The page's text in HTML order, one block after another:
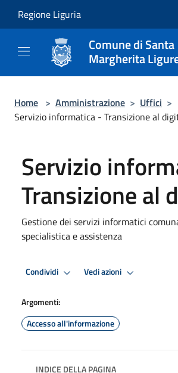
Regione Liguria
Comune di Santa
Margherita
Home > Amministrazione > Uffici >
Servizio informatica - Transizione al
Servizio
Transizione al
Gestione dei servizi informatici
specialistica e assistenza
Condividi Vedi azioni
Argomenti:
Accesso all'informazione
INDICE DELLA PAGINA